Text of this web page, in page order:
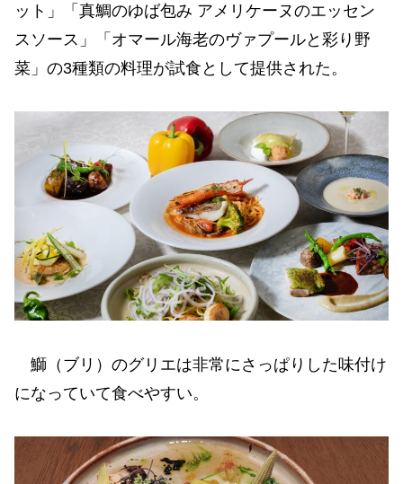
ット」「真鯛のゆば包み アメリケーヌのエッセン
スソース」「オマール海老のヴァプールと彩り野
菜」の3種類の料理が試食として提供された。
鰤（ブリ）のグリエは非常にさっぱりした味付け
になっていて食べやすい。